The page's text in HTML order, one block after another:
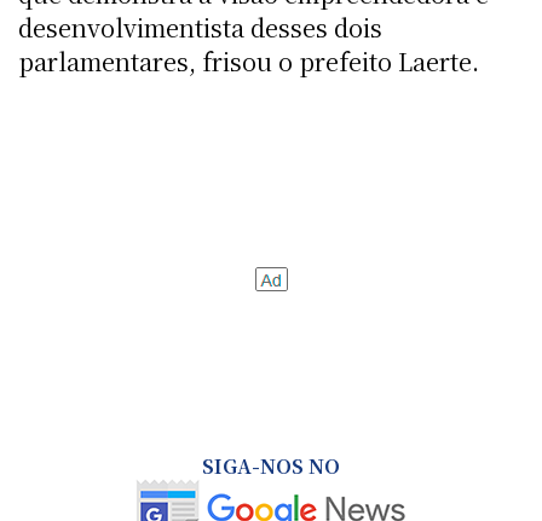
desenvolvimentista desses dois
parlamentares, frisou o prefeito Laerte.
SIGA-NOS NO